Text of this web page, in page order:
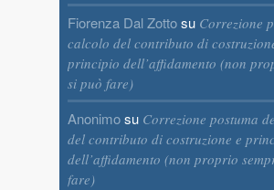
Fiorenza Dal Zottosu Correzione
calcolo del contributo di
principio dell’affidamento (non
si può fare)
Anonimosu Correzione postuma
del contributo di costruzione e
dell’affidamento (non proprio
fare)